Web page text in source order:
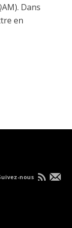
Dans
en
nous